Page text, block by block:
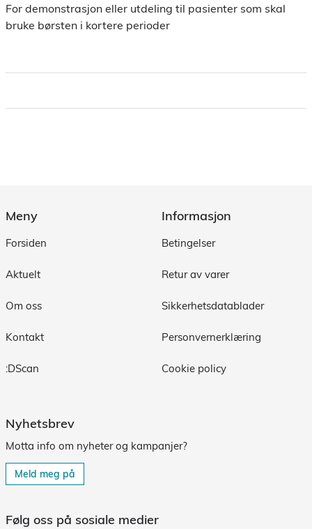
For demonstrasjon eller utdeling til pasienter som skal
bruke børsten i kortere perioder
Meny
Forsiden
Aktuelt
Om oss
Kontakt
:DScan
Informasjon
Betingelser
Retur av varer
Sikkerhetsdatablader
Personvernerklæring
Cookie policy
Nyhetsbrev
Motta info om nyheter og kampanjer?
Meld meg på
Følg oss på sosiale medier